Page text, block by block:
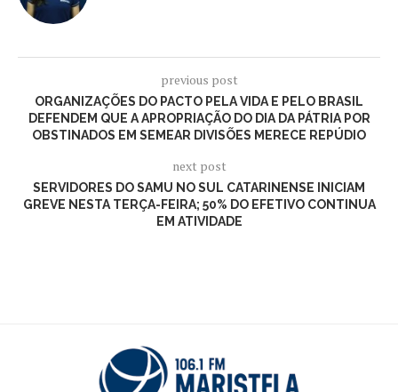
previous post
ORGANIZAÇÕES DO PACTO PELA VIDA E PELO BRASIL
DEFENDEM QUE A APROPRIAÇÃO DO DIA DA PÁTRIA POR
OBSTINADOS EM SEMEAR DIVISÕES MERECE REPÚDIO
next post
SERVIDORES DO SAMU NO SUL CATARINENSE INICIAM
GREVE NESTA TERÇA-FEIRA; 50% DO EFETIVO CONTINUA
EM ATIVIDADE